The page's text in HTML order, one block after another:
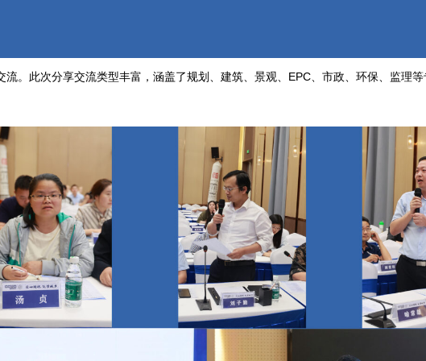
。此次分享交流类型丰富，涵盖了规划、建筑、景观、EPC、市政、环保、监理